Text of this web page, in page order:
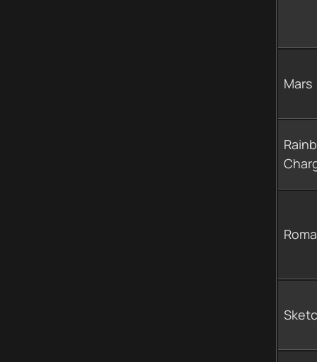
Mars